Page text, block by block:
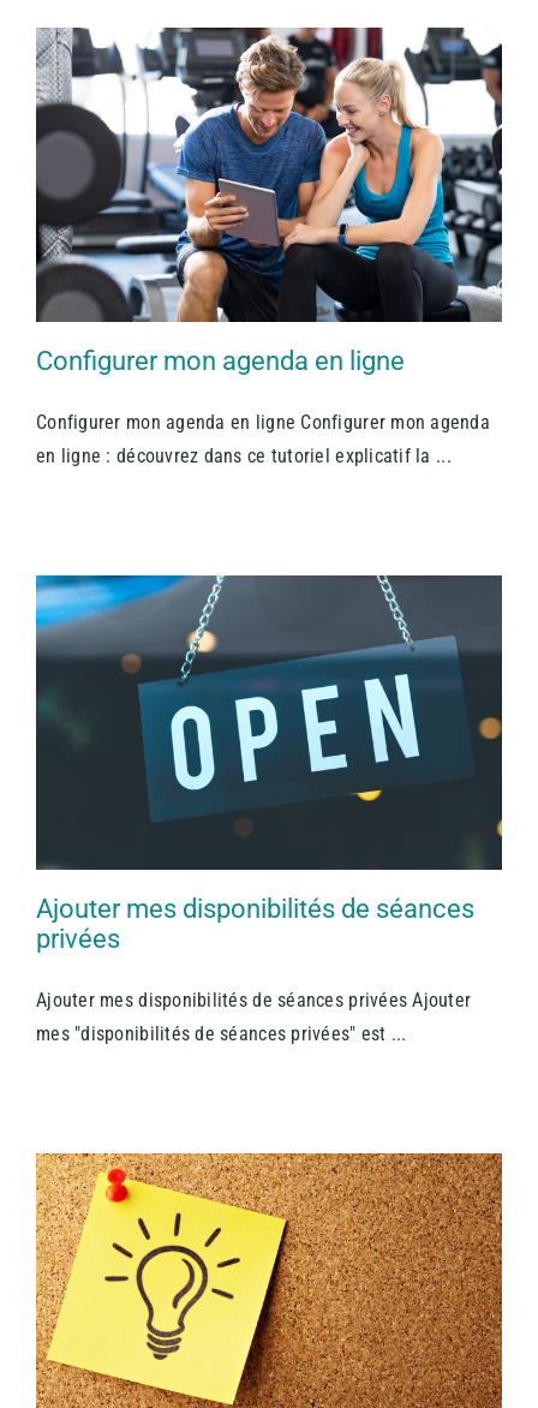
Configurer mon agenda en ligne
Configurer mon agenda en ligne Configurer mon agenda
en ligne : découvrez dans ce tutoriel explicatif la ...
Ajouter mes disponibilités de séances
privées
Ajouter mes disponibilités de séances privées Ajouter
mes "disponibilités de séances privées" est ...